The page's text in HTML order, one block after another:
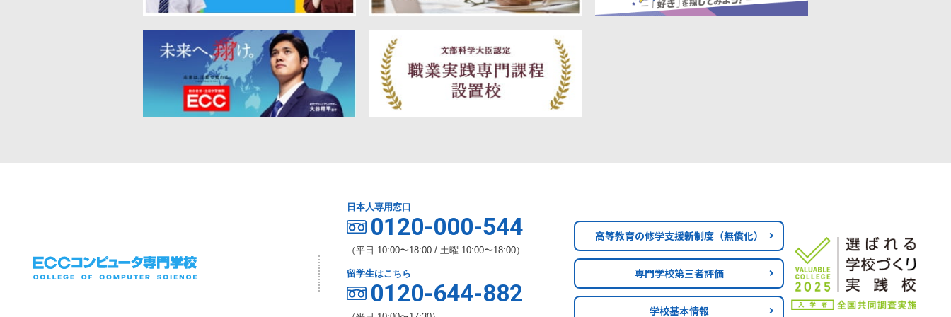
日本人専用窓口
0120-000-544
（平日 10:00〜18:00 / 土曜 10:00〜18:00）
留学生はこちら
0120-644-882
高等教育の修学支援新制度（無償化）
専門学校第三者評価
学校基本情報